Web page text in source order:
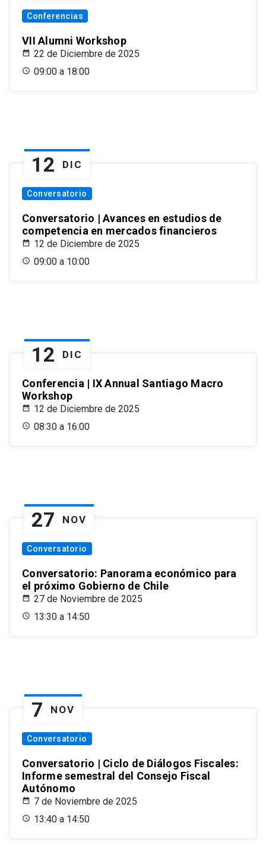
Conferencias
VII Alumni Workshop
22 de Diciembre de 2025
09:00 a 18:00
12 DIC
Conversatorio
Conversatorio | Avances en estudios de
competencia en mercados financieros
12 de Diciembre de 2025
09:00 a 10:00
12 DIC
Conferencia | IX Annual Santiago Macro
Workshop
12 de Diciembre de 2025
08:30 a 16:00
27 NOV
Conversatorio
Conversatorio: Panorama económico para
el próximo Gobierno de Chile
27 de Noviembre de 2025
13:30 a 14:50
7 NOV
Conversatorio
Conversatorio | Ciclo de Diálogos Fiscales:
Informe semestral del Consejo Fiscal
Autónomo
7 de Noviembre de 2025
13:40 a 14:50